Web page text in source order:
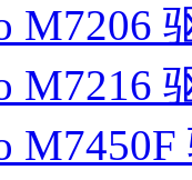
M7206
M7216
M7450F